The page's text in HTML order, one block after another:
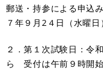
郵送・持参による申込
７年９月2４日（水曜日
２．第１次試験日：令
ら 受付は午前９時開始